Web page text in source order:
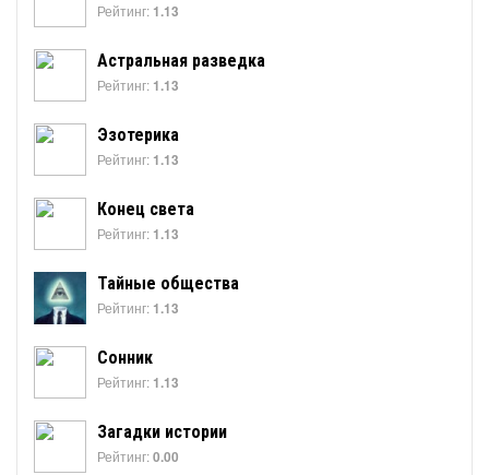
Рейтинг: 1.13
Астральная разведка
Рейтинг: 1.13
Эзотерика
Рейтинг: 1.13
Конец света
Рейтинг: 1.13
Тайные общества
Рейтинг: 1.13
Сонник
Рейтинг: 1.13
Загадки истории
Рейтинг:0.00